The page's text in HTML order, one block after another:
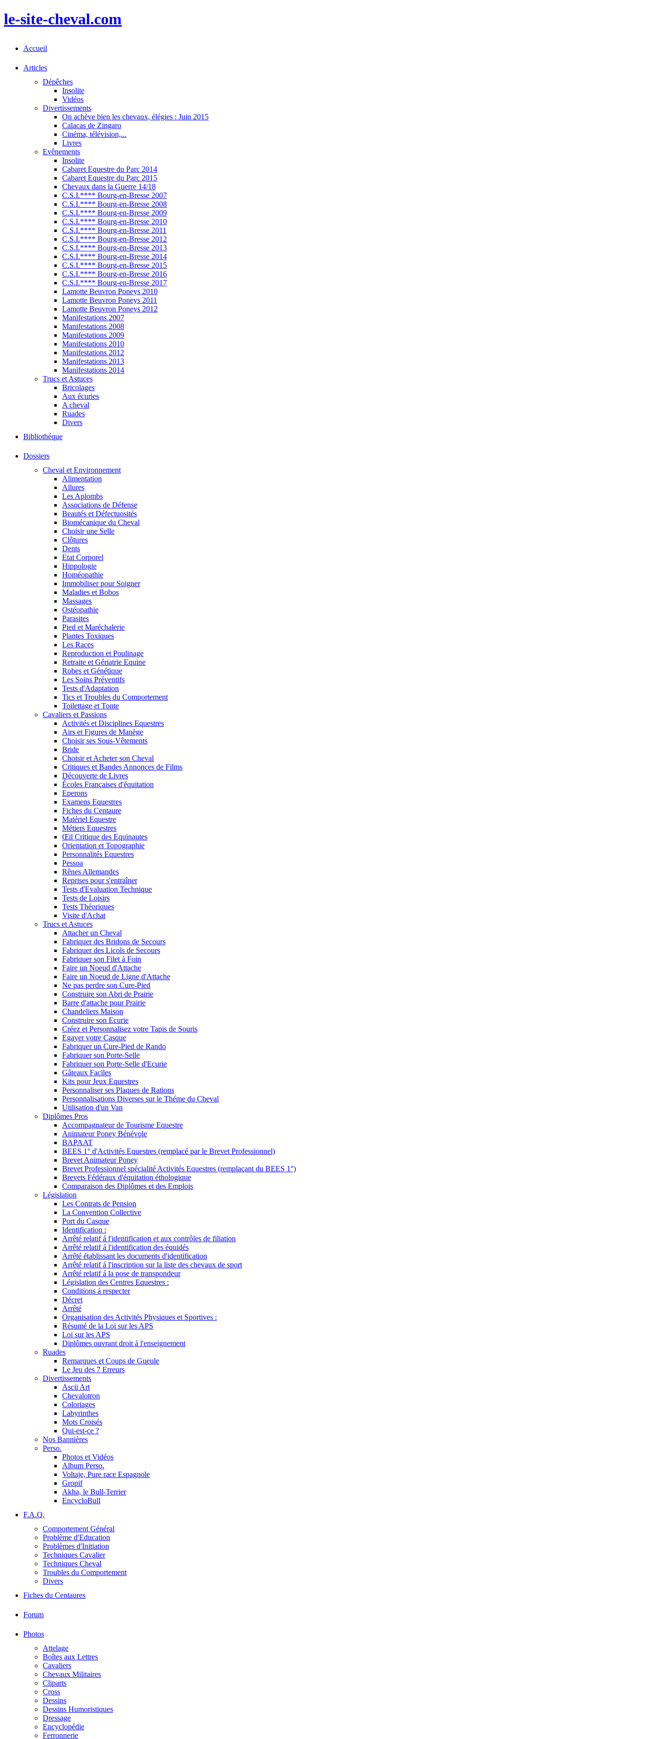
le-site-cheval.com
Accueil
Articles
Dépêches
Insolite
Vidéos
Divertissements
On achève bien les chevaux, élégies : Juin 2015
Calacas de Zingaro
Cinéma, télévision,...
Livres
Evênements
Insolite
Cabaret Equestre du Parc 2014
Cabaret Equestre du Parc 2015
Chevaux dans la Guerre 14/18
C.S.I.**** Bourg-en-Bresse 2007
C.S.I.**** Bourg-en-Bresse 2008
C.S.I.**** Bourg-en-Bresse 2009
C.S.I.**** Bourg-en-Bresse 2010
C.S.I.**** Bourg-en-Bresse 2011
C.S.I.**** Bourg-en-Bresse 2012
C.S.I.**** Bourg-en-Bresse 2013
C.S.I.**** Bourg-en-Bresse 2014
C.S.I.**** Bourg-en-Bresse 2015
C.S.I.**** Bourg-en-Bresse 2016
C.S.I.**** Bourg-en-Bresse 2017
Lamotte Beuvron Poneys 2010
Lamotte Beuvron Poneys 2011
Lamotte Beuvron Poneys 2012
Manifestations 2007
Manifestations 2008
Manifestations 2009
Manifestations 2010
Manifestations 2012
Manifestations 2013
Manifestations 2014
Trucs et Astuces
Bricolages
Aux écuries
A cheval
Ruades
Divers
Bibliothéque
Dossiers
Cheval et Environnement
Alimentation
Allures
Les Aplombs
Associations de Défense
Beautés et Défectuosités
Biomécanique du Cheval
Choisir une Selle
Clôtures
Dents
Etat Corporel
Hippologie
Homéopathie
Immobiliser pour Soigner
Maladies et Bobos
Massages
Ostéopathie
Parasites
Pied et Maréchalerie
Plantes Toxiques
Les Races
Reproduction et Poulinage
Retraite et Gériatrie Equine
Robes et Génétique
Les Soins Préventifs
Tests d'Adaptation
Tics et Troubles du Comportement
Toilettage et Tonte
Cavaliers et Passions
Activités et Disciplines Equestres
Airs et Figures de Manège
Choisir ses Sous-Vêtements
Bride
Choisir et Acheter son Cheval
Critiques et Bandes Annonces de Films
Découverte de Livres
Écoles Françaises d'équitation
Eperons
Examens Equestres
Fiches du Centaure
Matériel Equestre
Métiers Equestres
Œil Critique des Equinautes
Orientation et Topographie
Personnalités Equestres
Pessoa
Rênes Allemandes
Reprises pour s'entraîner
Tests d'Evaluation Technique
Tests de Loisirs
Tests Théoriques
Visite d'Achat
Trucs et Astuces
Attacher un Cheval
Fabriquer des Bridons de Secours
Fabriquer des Licols de Secours
Fabriquer son Filet á Foin
Faire un Noeud d'Attache
Faire un Noeud de Ligne d'Attache
Ne pas perdre son Cure-Pied
Construire son Abri de Prairie
Barre d'attache pour Prairie
Chandeliers Maison
Construire son Ecurie
Créez et Personnalisez votre Tapis de Souris
Egayer votre Casque
Fabriquer un Cure-Pied de Rando
Fabriquer son Porte-Selle
Fabriquer son Porte-Selle d'Ecurie
Gâteaux Faciles
Kits pour Jeux Equestres
Personnaliser ses Plaques de Rations
Personnalisations Diverses sur le Théme du Cheval
Utilisation d'un Van
Diplômes Pros
Accompagnateur de Tourisme Equestre
Animateur Poney Bénévole
BAPAAT
BEES 1° d'Activités Equestres (remplacé par le Brevet Professionnel)
Brevet Animateur Poney
Brevet Professionnel spécialité Activités Equestres (remplaçant du BEES 1°)
Brevets Fédéraux d'équitation éthologique
Comparaison des Diplômes et des Emplois
Législation
Les Contrats de Pension
La Convention Collective
Port du Casque
Identification :
Arrêté relatif á l'identification et aux contrôles de filiation
Arrêté relatif á l'identification des équidés
Arrêté établissant les documents d'identification
Arrêté relatif á l'inscription sur la liste des chevaux de sport
Arrêté relatif á la pose de transpondeur
Législation des Centres Equestres :
Conditions á respecter
Décret
Arrêté
Organisation des Activités Physiques et Sportives :
Résumé de la Loi sur les APS
Loi sur les APS
Diplômes ouvrant droit á l'enseignement
Ruades
Remarques et Coups de Gueule
Le Jeu des 7 Erreurs
Divertissements
Ascii Art
Chevalotron
Coloriages
Labyrinthes
Mots Croisés
Qui-est-ce ?
Nos Bannières
Perso.
Photos et Vidéos
Album Perso.
Voltaje, Pure race Espagnole
Gropif
Akha, le Bull-Terrier
EncycloBull
F.A.Q.
Comportement Général
Problème d'Education
Problèmes d'Initiation
Techniques Cavalier
Techniques Cheval
Troubles du Comportement
Divers
Fiches du Centaures
Forum
Photos
Attelage
Boîtes aux Lettres
Cavaliers
Chevaux Militaires
Cliparts
Cross
Dessins
Dessins Humoristiques
Dressage
Encyclopédie
Ferronnerie